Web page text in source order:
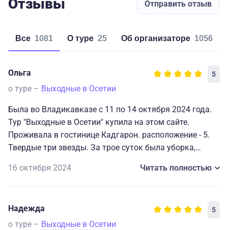
Отзывы Отправить отзыв
Все 1081 о туре 25 об организаторе 1056
Ольга 5
о туре – Выходные в Осетии
Была во Владикавказе с 11 по 14 октября 2024 года.
Тур "Выходные в Осетии" купила на этом сайте.
Проживала в гостинице Кадгарон. расположение - 5.
Твердые три звезды. За трое суток была уборка,
предложение: яйца, каши, пироги, колбасы, творог,
Вопросов нет. Организаторы экскурсии - нет
нареканий, все четко. Автомобили, гиды - не
16 октября 2024 Читать полностью
Надежда 5
о туре – Выходные в Осетии